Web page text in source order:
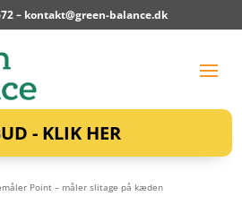
– kontakt@green-balance.dk
- KLIK HER
Point – måler slitage på kæden